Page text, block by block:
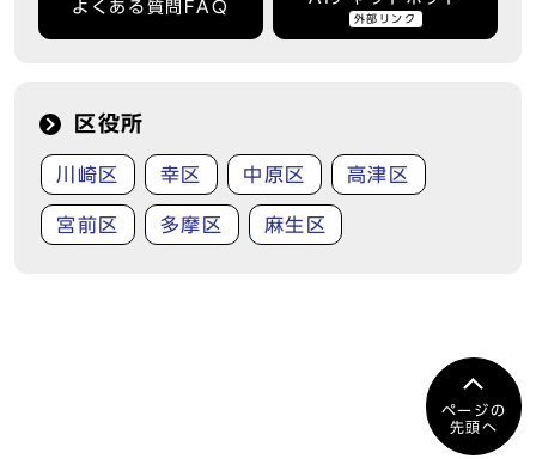
よくある質問FAQ
外部リンク
区役所
川崎区 幸区 中原区 高津区
宮前区 多摩区 麻生区
ページの
先頭へ